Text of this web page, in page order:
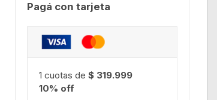
Pagá con tarjeta
1 cuotas de $ 319.999
10% off